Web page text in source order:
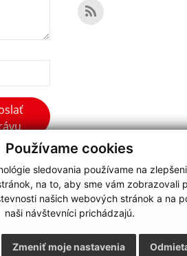
Používame cookies
sledovania používame na
na to, aby sme vám zobrazovali
našich webových stránok a na
naši návštevníci prichádzajú.
Zmeniť moje nastavenia
webdesign|